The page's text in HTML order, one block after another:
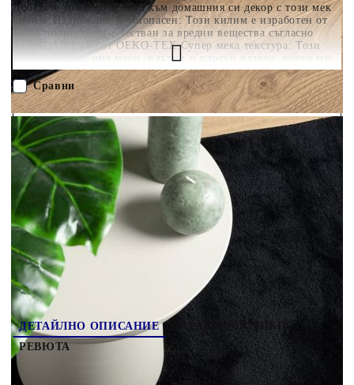
Добавете комфорт и стил към домашния си декор с този мек
килим. Издръжлив и безопасен: Този килим е изработен от
100% полиестер и е тестван за вредни вещества съгласно
STANDARD 100 от OEKO-TEX.Супер мека текстура: Този
килим за пода има меки, плътни и плоски влакна, които му
придават вид на плюшено мече и уютно, топло
усещане.Лесен за съхранение: Пухкавият килим е сгъваем и
може да се навива за лесно съхранение и транспорт.Широка
гама от приложения: Този модерен килим е подходящ за
различни интериорни пространства с подово отопление,
включително дневни, спални, коридори и офиси. Полезно е
да знаете:Килимът е сгънат в кутия за лесно транспортиране.
Дайте на продукта известно време да се изправи и
сплеска.Предупреждение:Не перете, не избелвайте, не сушете
в сушилня и не гладете.
ПОРЪЧАЙ БЕЗ РЕГИСТРАЦИЯ
Наш представител ще се свърже с Вас в рамките на работния ден!
375557 5.970 кг
Оцени продукта
Сравни
ДЕТАЙЛНО ОПИСАНИЕ
ХАРАКТЕРИСТИКИ
РЕВЮТА